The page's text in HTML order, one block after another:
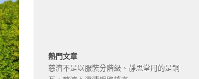
熱門文章
慈濟不是以服裝分階級、靜思堂用的是銅